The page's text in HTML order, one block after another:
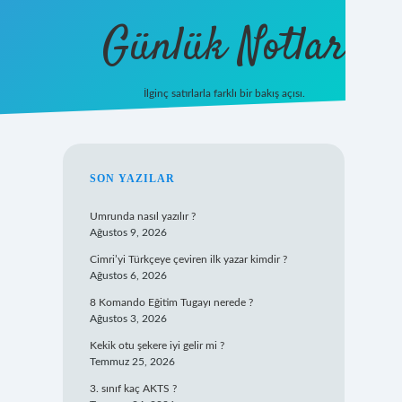
Günlük Notlar
İlginç satırlarla farklı bir bakış açısı.
SIDEBAR
SON YAZILAR
Umrunda nasıl yazılır ?
Ağustos 9, 2026
Cimri’yi Türkçeye çeviren ilk yazar kimdir ?
Ağustos 6, 2026
8 Komando Eğitim Tugayı nerede ?
Ağustos 3, 2026
Kekik otu şekere iyi gelir mi ?
Temmuz 25, 2026
3. sınıf kaç AKTS ?